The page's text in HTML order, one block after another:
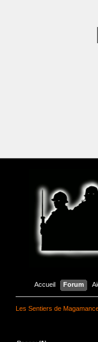
Accueil Forum
Les Sentiers de